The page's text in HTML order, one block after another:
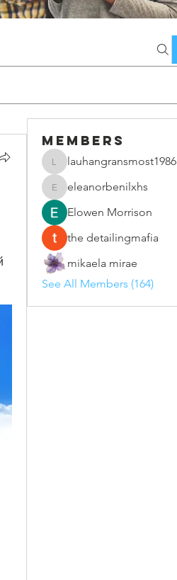
Members
lauhangransmost1986
lauhangransmost1986
eleanorbenilxhs
eleanorbenilxhs
Elowen Morrison
the detailingmafia
mikaela mirae
See All Members (164)